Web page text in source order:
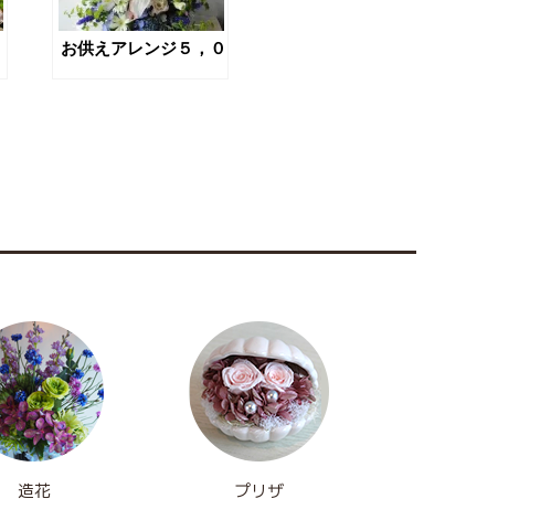
お供えアレンジ５，０
造花 プリザ